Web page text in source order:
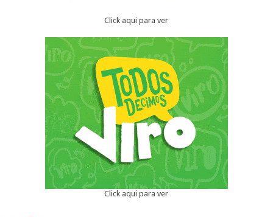
Click aqui para ver
Click aqui para ver